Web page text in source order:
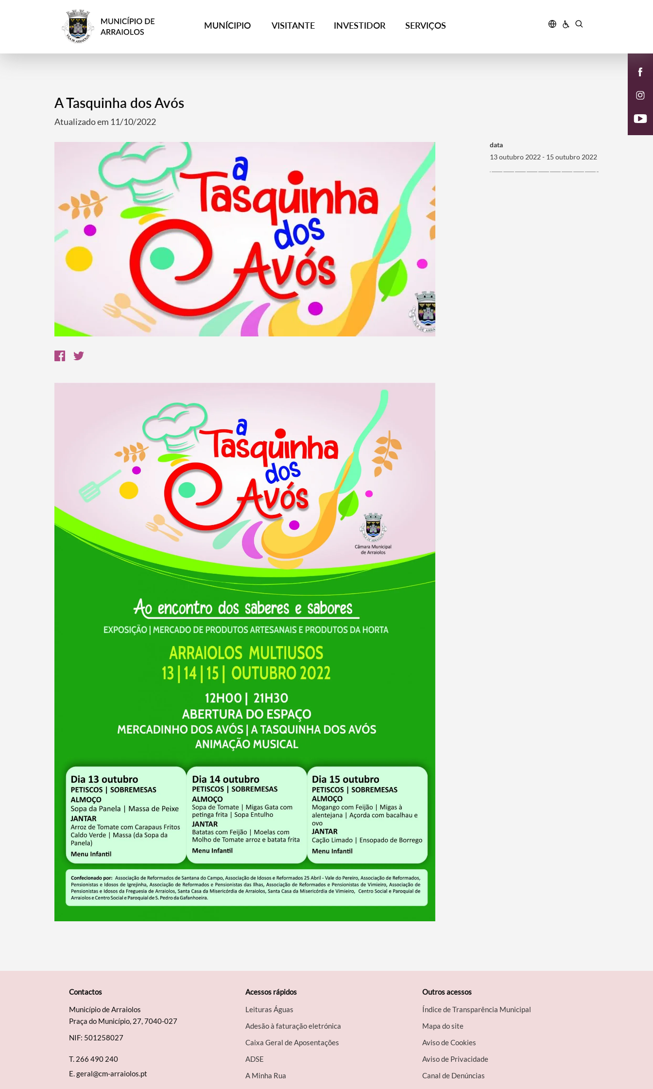
MUNÍCIPIO VISITANTE INVESTIDOR SERVIÇOS
Termo de Pesquisa
Categorias gerais
Filtros
A Tasquinha dos Avós
Atualizado em 11/10/2022
data
13 outubro 2022 - 15 outubro 2022
Contactos
Município de Arraiolos
Praça do Município, 27, 7040-027
NIF: 501258027
T. 266 490 240
E.geral@cm-arraiolos.pt
Acessos rápidos
Leituras Águas
Adesão à faturação eletrónica
Caixa Geral de Aposentações
A​DSE
A Minha Rua
Outros acessos
Índice de Transparência Municipal
Mapa do site
Aviso de Cookies
Aviso de Privacidade
Canal de Denúncias